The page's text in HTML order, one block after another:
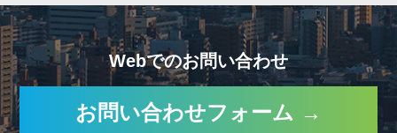
Webでのお問い合わせ
お問い合わせフォーム →